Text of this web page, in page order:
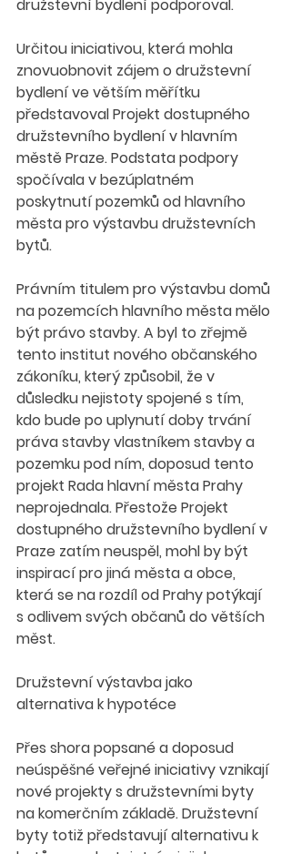
družstevní bydlení podporoval.
Určitou iniciativou, která mohla
znovuobnovit zájem o družstevní
bydlení ve větším měřítku
představoval Projekt dostupného
družstevního bydlení v hlavním
městě Praze. Podstata podpory
spočívala v bezúplatném
poskytnutí pozemků od hlavního
města pro výstavbu družstevních
bytů.
Právním titulem pro výstavbu domů
na pozemcích hlavního města mělo
být právo stavby. A byl to zřejmě
tento institut nového občanského
zákoníku, který způsobil, že v
důsledku nejistoty spojené s tím,
kdo bude po uplynutí doby trvání
práva stavby vlastníkem stavby a
pozemku pod ním, doposud tento
projekt Rada hlavní města Prahy
neprojednala. Přestože Projekt
dostupného družstevního bydlení v
Praze zatím neuspěl, mohl by být
inspirací pro jiná města a obce,
která se na rozdíl od Prahy potýkají
s odlivem svých občanů do větších
měst.
Družstevní výstavba jako
alternativa k hypotéce
Přes shora popsané a doposud
neúspěšné veřejné iniciativy vznikají
nové projekty s družstevními byty
na komerčním základě. Družstevní
byty totiž představují alternativu k